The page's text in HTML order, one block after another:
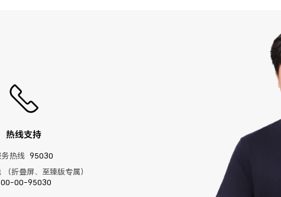
热线支持
务热线 95030
折叠屏、至臻版专属）
00-95030